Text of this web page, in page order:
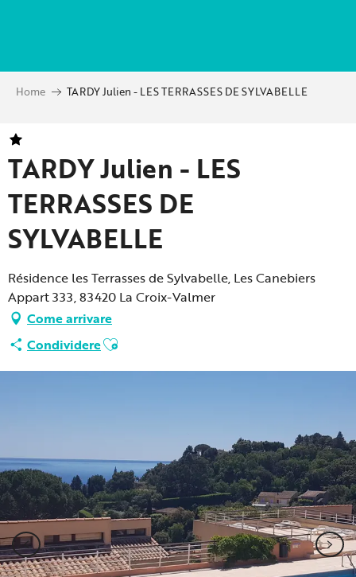
principal
Home TARDY Julien - LES TERRASSES DE SYLVABELLE
TARDY Julien - LES
TERRASSES DE
SYLVABELLE
Résidence les Terrasses de Sylvabelle, Les Canebiers
Appart 333, 83420 La Croix-Valmer
Come arrivare
CondividereAjouter aux favoris